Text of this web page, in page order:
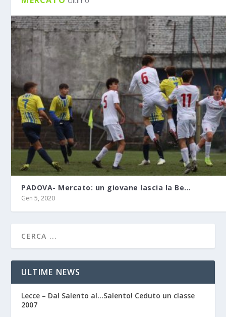
PADOVA- Mercato: un giovane lascia la Be...
Gen 5, 2020
ULTIME NEWS
Lecce – Dal Salento al…Salento! Ceduto un classe
2007